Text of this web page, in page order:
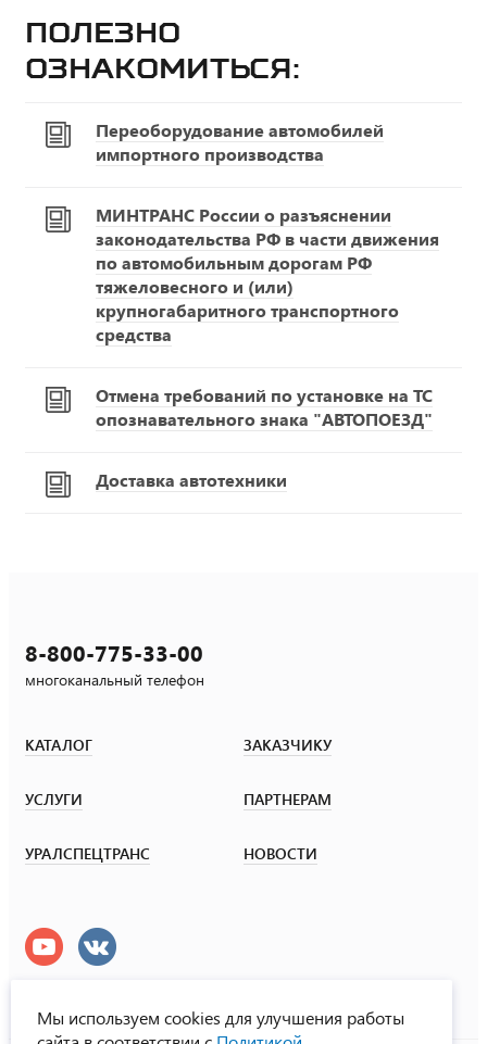
Полезно
ознакомиться:
Переоборудование автомобилей
импортного производства
МИНТРАНС России о разъяснении
законодательства РФ в части движения
по автомобильным дорогам РФ
тяжеловесного и (или)
крупногабаритного транспортного
средства
Отмена требований по установке на ТС
опознавательного знака "АВТОПОЕЗД"
Доставка автотехники
8-800-775-33-00
многоканальный телефон
КАТАЛОГ ЗАКАЗЧИКУ
УСЛУГИ ПАРТНЕРАМ
УРАЛСПЕЦТРАНС НОВОСТИ
Мы используем cookies для улучшения работы